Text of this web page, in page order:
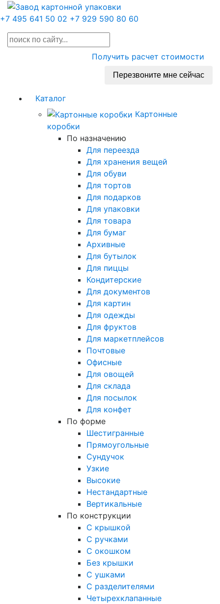
+7 495 641 50 02 +7 929 590 80 60
Получить расчет стоимости
Перезвоните мне сейчас
Каталог
Картонные
коробки
По назначению
Для переезда
Для хранения вещей
Для обуви
Для тортов
Для подарков
Для упаковки
Для товара
Для бумаг
Архивные
Для бутылок
Для пиццы
Кондитерские
Для документов
Для картин
Для одежды
Для фруктов
Для маркетплейсов
Почтовые
Офисные
Для овощей
Для склада
Для посылок
Для конфет
По форме
Шестигранные
Прямоугольные
Сундучок
Узкие
Высокие
Нестандартные
Вертикальные
По конструкции
С крышкой
С ручками
С окошком
Без крышки
С ушками
С разделителями
Четырехклапанные